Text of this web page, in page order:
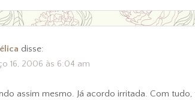
disse:
16, 2006 às 6:04 am
assim mesmo. Já acordo irritada. Com